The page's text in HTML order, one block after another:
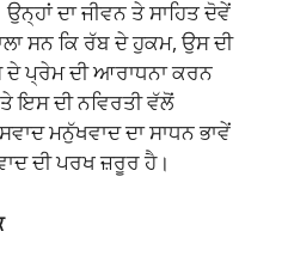
ਦਾ ਜੀਵਨ ਤੇ ਸਾਹਿਤ ਦੋਵੇਂ
ਸਨ ਕਿ ਰੱਬ ਦੇ ਹੁਕਮ, ਉਸ ਦੀ
ਦੇ ਪ੍ਰੇਮ ਦੀ ਆਰਾਧਨਾ ਕਰਨ
ਇਸ ਦੀ ਨਵਿਰਤੀ ਵੱਲੋਂ
ਮਨੁੱਖਵਾਦ ਦਾ ਸਾਧਨ ਭਾਵੇਂ
ਦੀ ਪਰਖ ਜ਼ਰੂਰ ਹੈ।